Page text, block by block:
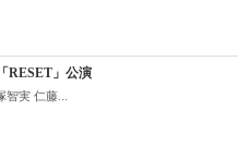
RESET」公演
実 仁藤...